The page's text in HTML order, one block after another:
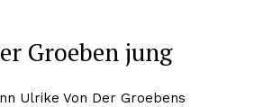
Groeben jung
Ulrike Von Der Groebens